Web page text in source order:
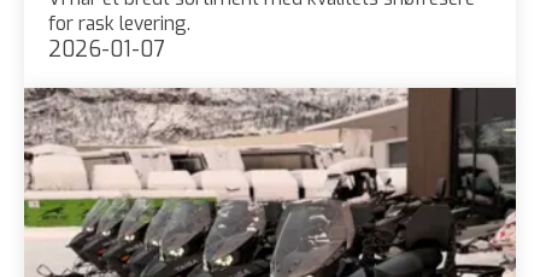
for rask levering.
2026-01-07